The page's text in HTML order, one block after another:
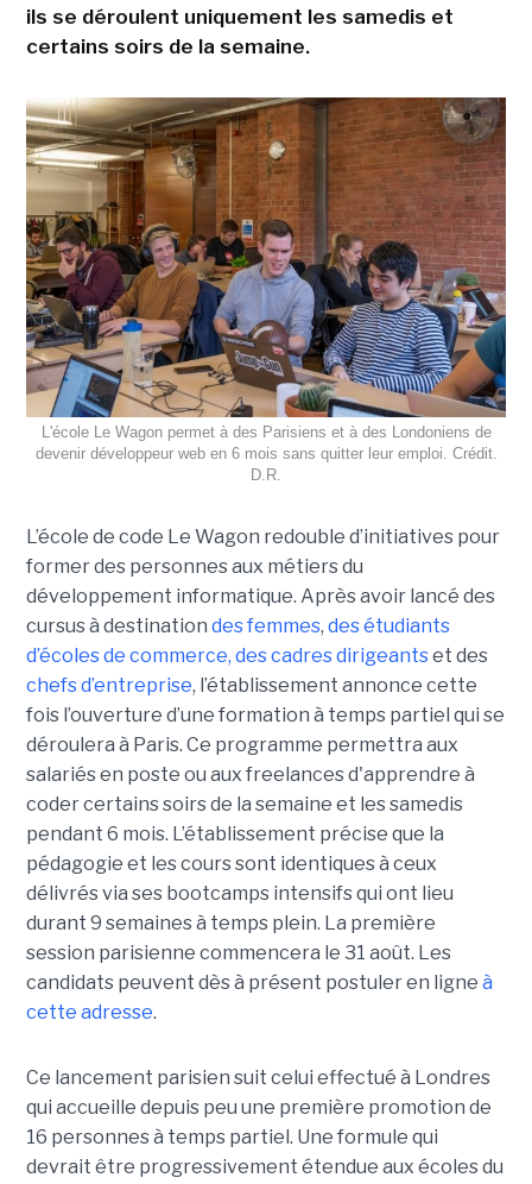
ils se déroulent uniquement les samedis et
certains soirs de la semaine.
L'école Le Wagon permet à des Parisiens et à des Londoniens de
devenir développeur web en 6 mois sans quitter leur emploi. Crédit.
D.R.
L’école de code Le Wagon redouble d’initiatives pour
former des personnes aux métiers du
développement informatique. Après avoir lancé des
cursus à destination des femmes, des étudiants
d’écoles de commerce, des cadres dirigeantset des
chefs d’entreprise, l’établissement annonce cette
fois l’ouverture d’une formation à temps partiel qui se
déroulera à Paris. Ce programme permettra aux
salariés en poste ou aux freelances d'apprendre à
coder certains soirs de la semaine et les samedis
pendant 6 mois. L’établissement précise que la
pédagogie et les cours sont identiques à ceux
délivrés via ses bootcamps intensifs qui ont lieu
durant 9 semaines à temps plein. La première
session parisienne commencera le 31 août. Les
candidats peuvent dès à présent postuler en ligne à
cette adresse.
Ce lancement parisien suit celui effectué à Londres
qui accueille depuis peu une première promotion de
16 personnes à temps partiel. Une formule qui
devrait être progressivement étendue aux écoles du